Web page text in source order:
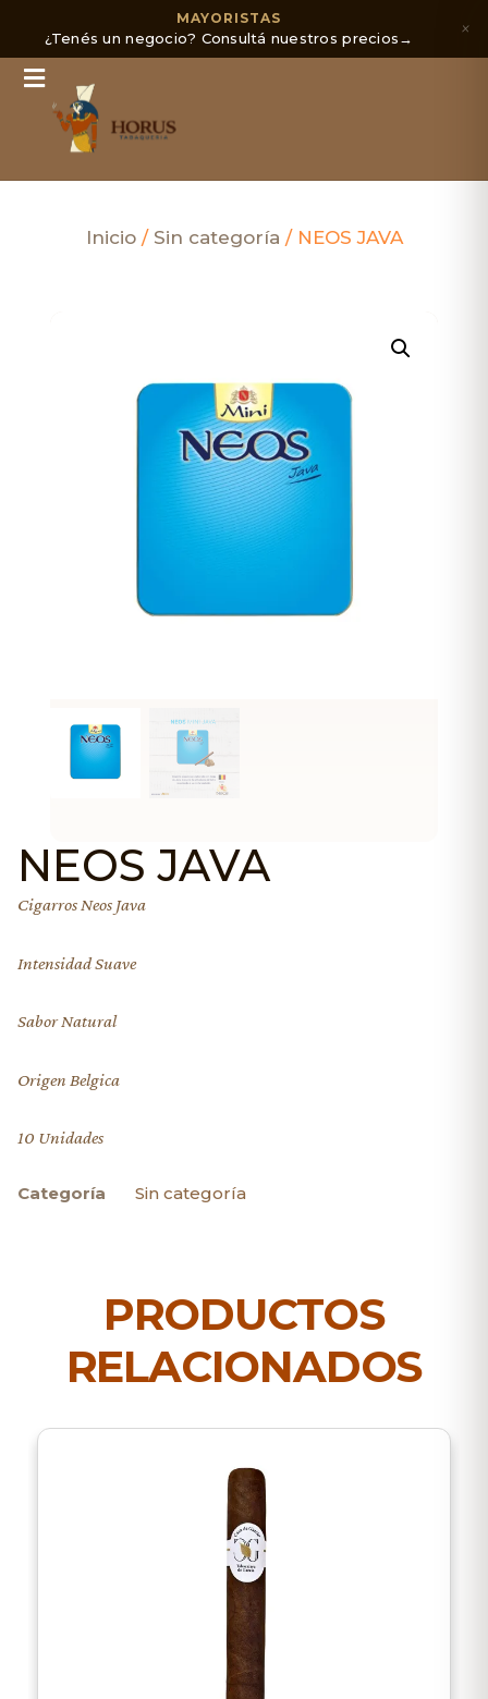
MAYORISTAS
¿Tenés un negocio? Consultá nuestros precios→ ×
Inicio/ Sin categoría / NEOS JAVA
NEOS JAVA
Cigarros Neos Java
Intensidad Suave
Sabor Natural
Origen Belgica
10 Unidades
Categoría Sin categoría
PRODUCTOS
RELACIONADOS